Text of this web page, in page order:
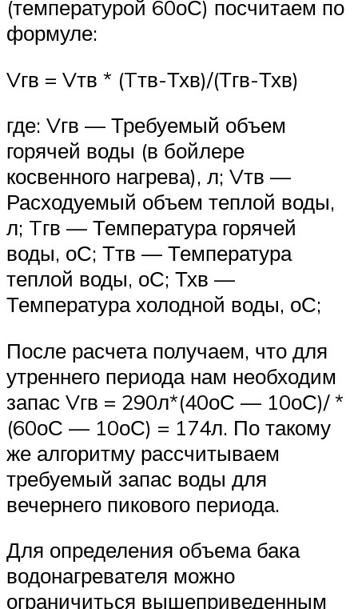
(температурой 60оС) посчитаем по
формуле:
Vгв = Vтв * (Tтв-Тхв)/(Тгв-Тхв)
где: Vгв — Требуемый объем
горячей воды (в бойлере
косвенного нагрева), л; Vтв —
Расходуемый объем теплой воды,
л; Tгв — Температура горячей
воды, оС; Ттв — Температура
теплой воды, оС; Тхв —
Температура холодной воды, оС;
После расчета получаем, что для
утреннего периода нам необходим
запас Vгв = 290л*(40оС — 10оС)/ *
(60оС — 10оС) = 174л. По такому
же алгоритму рассчитываем
требуемый запас воды для
вечернего пикового периода.
Для определения объема бака
водонагревателя можно
ограничиться вышеприведенным